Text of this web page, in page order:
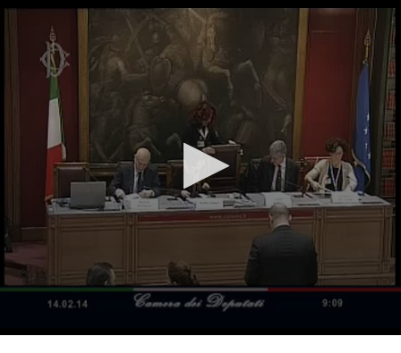
Vai al contenuto principale
WebTV Camera dei Deputati
Vai al menu di navigazione
Contenuto
Fine contenuto
Vai al contenuto principale Vai al menu di navigazione